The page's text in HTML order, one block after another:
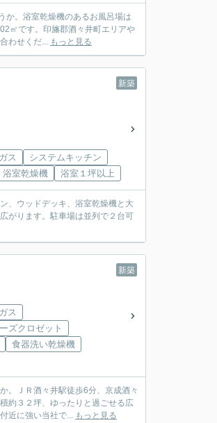
。浴室乾燥機のあるお風呂場は
㎡です。印旛郡酒々井町エリアや
わせくだ... もっと見る
新築
ス
システムキッチン
浴室乾燥機 浴室１坪以上
、ウッドデッキ、浴室乾燥機と大
がります。駐車場は並列で２台可
新築
ス
ズクロゼット
食器洗い乾燥機
ＪＲ酒々井駅徒歩6分、京成酒々
約３２坪、ゆったりと過ごせる広
近に強い当社で... もっと見る